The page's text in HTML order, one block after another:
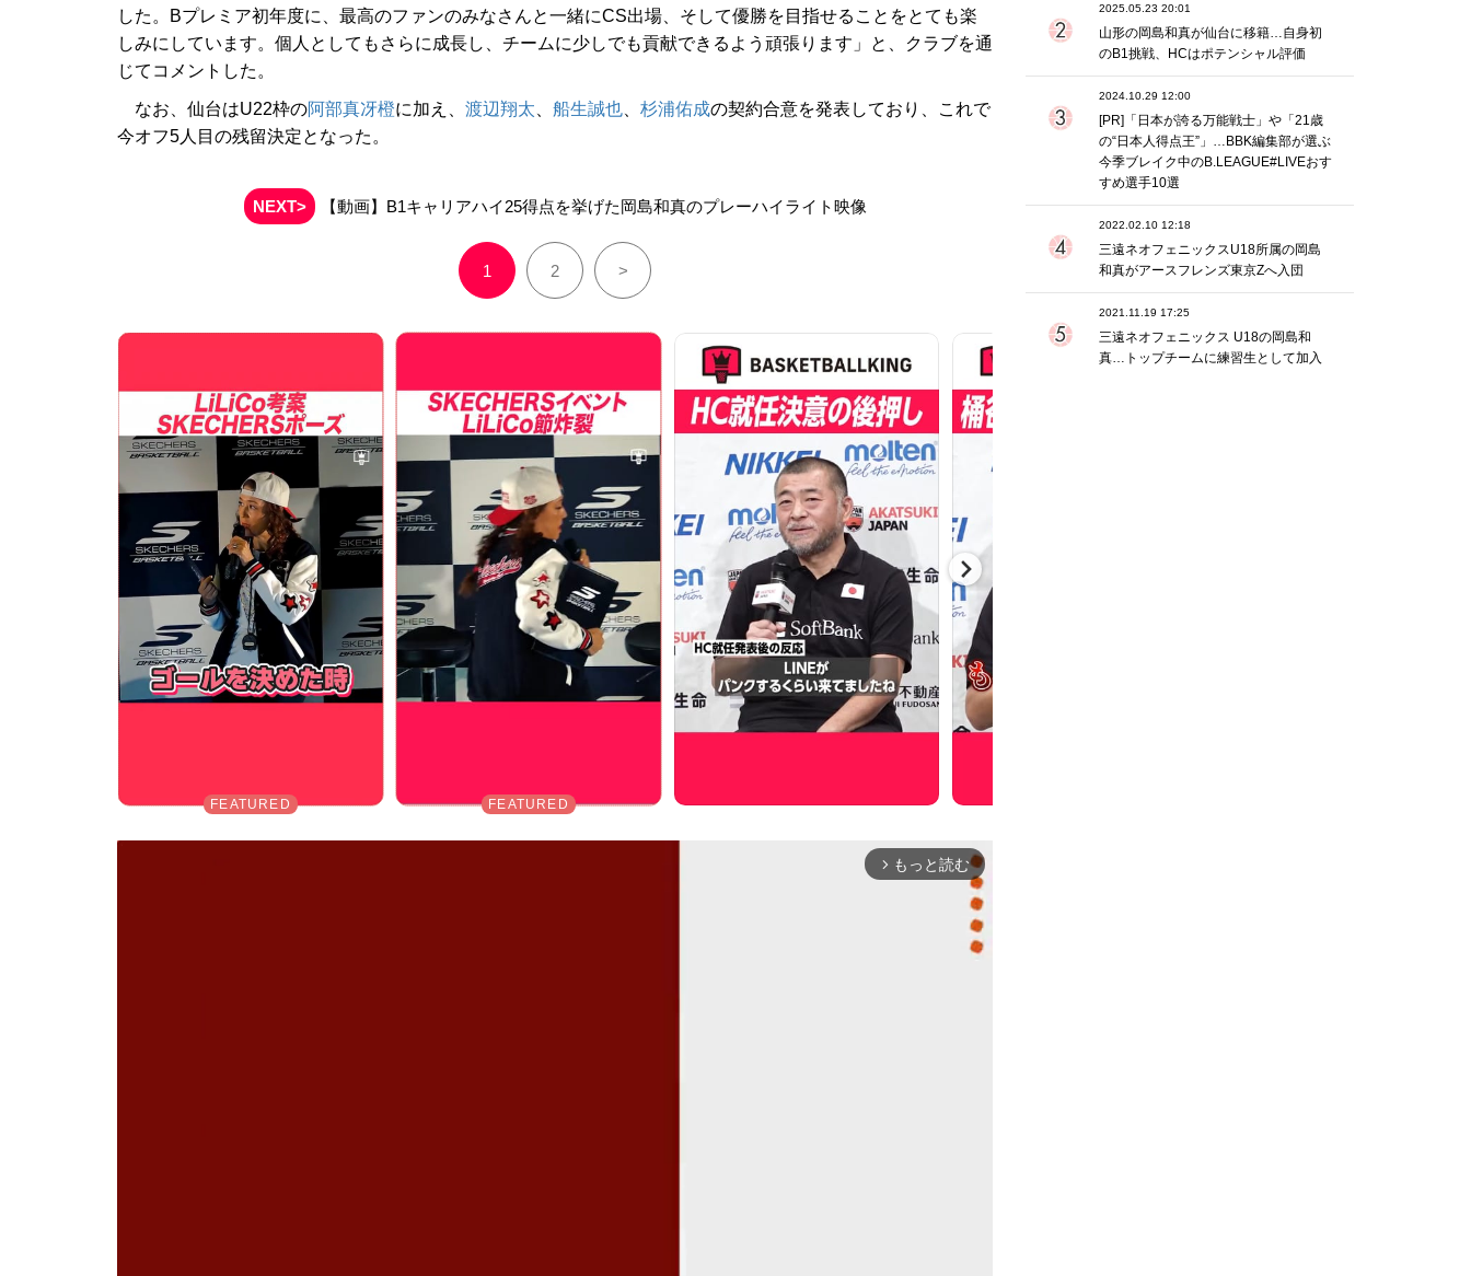
した。Bプレミア初年度に、最高のファンのみなさんと一緒にCS出場、そして優勝を目指せることをとても楽
しみにしています。個人としてもさらに成長し、チームに少しでも貢献できるよう頑張ります」と、クラブを通
じてコメントした。
なお、仙台はU22枠の阿部真冴橙に加え、 渡辺翔太 船生誠也 杉浦佑成の契約合意を発表しており、これで
今オフ5人目の残留決定となった。
NEXT> 【動画】B1キャリアハイ25得点を挙げた岡島和真のプレーハイライト映像
1 2 >
arrow_forward_ios もっと読む
2025.05.23 20:01
山形の岡島和真が仙台に移籍…自身初
のB1挑戦、HCはポテンシャル評価
2024.10.29 12:00
[PR]「日本が誇る万能戦士」や「21歳
の“日本人得点王”」…BBK編集部が選ぶ
今季ブレイク中のB.LEAGUE#LIVEおす
すめ選手10選
2022.02.10 12:18
三遠ネオフェニックスU18所属の岡島
和真がアースフレンズ東京Zへ入団
2021.11.19 17:25
三遠ネオフェニックス U18の岡島和
真…トップチームに練習生として加入